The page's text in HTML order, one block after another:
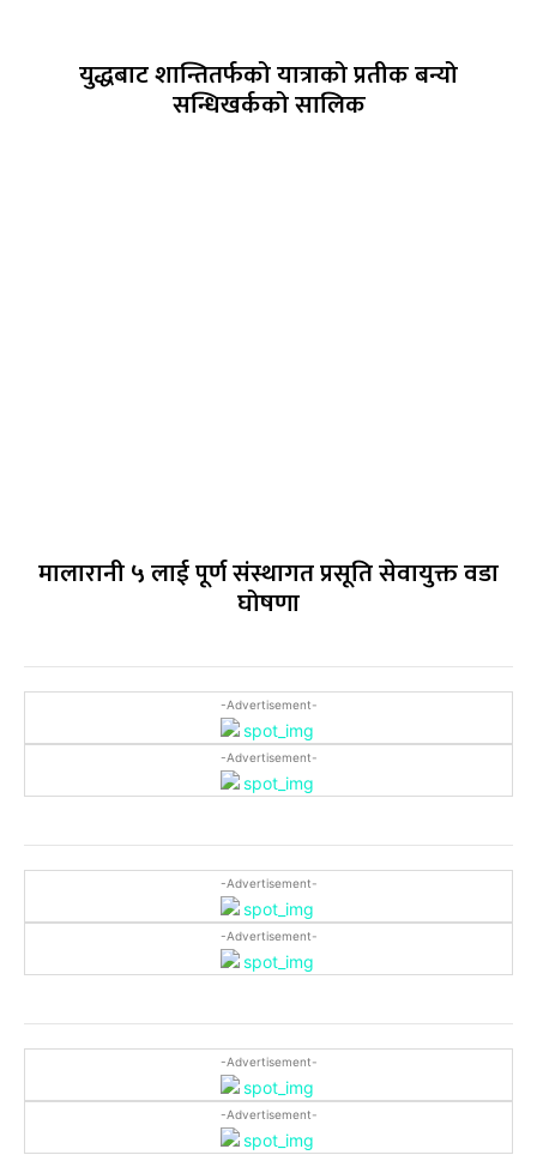
युद्धबाट शान्तितर्फको यात्राको प्रतीक बन्यो
सन्धिखर्कको सालिक
मालारानी ५ लाई पूर्ण संस्थागत प्रसूति सेवायुक्त वडा
घोषणा
-Advertisement-
-Advertisement-
-Advertisement-
-Advertisement-
-Advertisement-
-Advertisement-